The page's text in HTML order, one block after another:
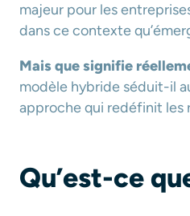
majeur pour les
dans ce contexte
Mais que signifie
modèle hybride séduit-il
approche qui redéfinit les
Qu’est-ce